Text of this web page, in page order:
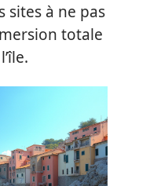
sites à ne pas
totale